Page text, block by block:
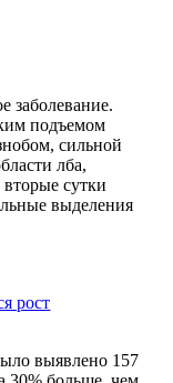
заболевание.
подъемом
сильной
лба,
сутки
выделения
рост
выявлено 157